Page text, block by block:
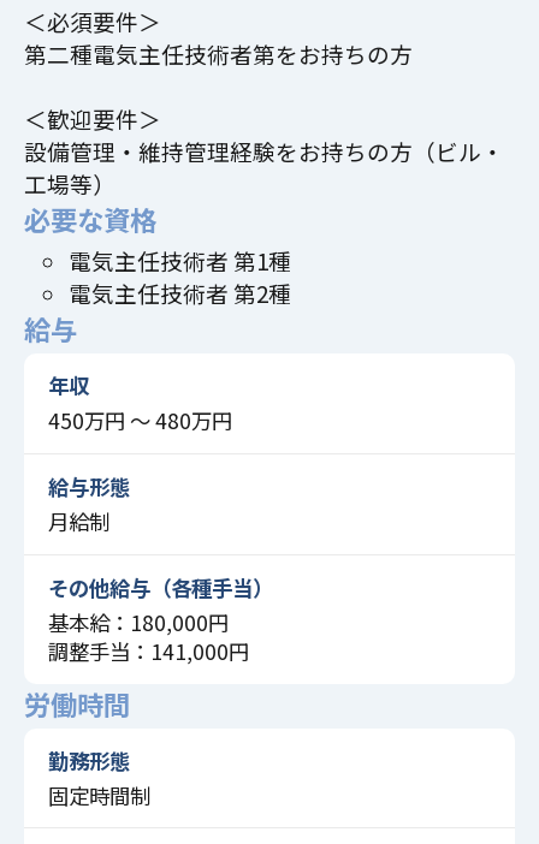
＜必須要件＞
第二種電気主任技術者第をお持ちの方
＜歓迎要件＞
設備管理・維持管理経験をお持ちの方（ビル・
工場等）
必要な資格
電気主任技術者 第1種
電気主任技術者 第2種
給与
年収
450万円 〜 480万円
給与形態
月給制
その他給与（各種手当）
基本給：180,000円
調整手当：141,000円
労働時間
勤務形態
固定時間制